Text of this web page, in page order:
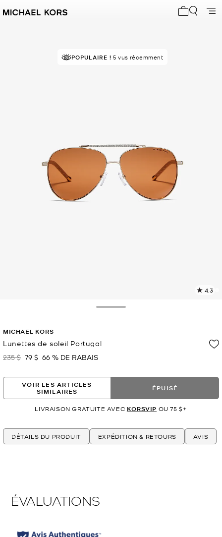
POPULAIRE ! 5 vus récemment
4.3
MICHAEL KORS
Lunettes de soleil Portugal
était
235 $ maintenant
79 $ 66 % DE RABAIS
VOIR LES ARTICLES
SIMILAIRES
ÉPUISÉ
LIVRAISON GRATUITE AVEC KORSVIP OU 75 $+
DÉTAILS DU PRODUIT EXPÉDITION & RETOURS AVIS